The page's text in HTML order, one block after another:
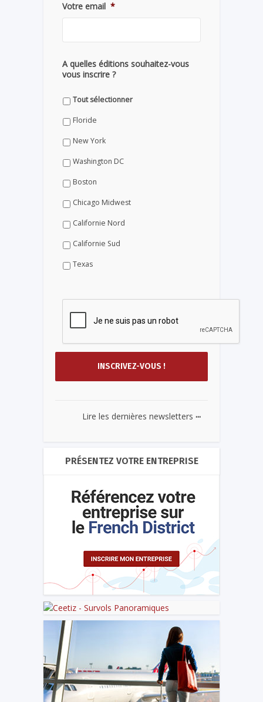
Votre email *
A quelles éditions souhaitez-vous
vous inscrire ?
Tout sélectionner
Floride
New York
Washington DC
Boston
Chicago Midwest
Californie Nord
Californie Sud
Texas
Lire les dernières newsletters ...
PRÉSENTEZ VOTRE ENTREPRISE